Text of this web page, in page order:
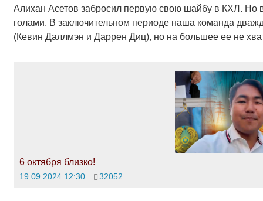
Алихан Асетов забросил первую свою шайбу в КХЛ. Но
голами. В заключительном периоде наша команда
(Кевин Даллмэн и Даррен Диц), но на большее ее не
6 октября близко!
19.09.2024 12:30 32052